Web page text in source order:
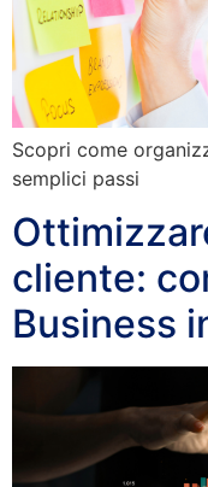
Scopri come
semplici passi
cliente:
Business